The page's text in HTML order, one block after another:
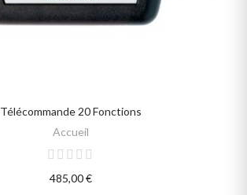
AJOUTER AU PANIER
Télécommande 20 Fonctions
Accueil
485,00 €